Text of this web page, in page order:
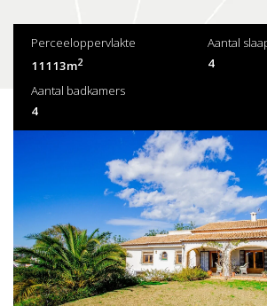
Perceeloppervlakte
11113m2
Aantal
4
Aantal badkamers
4